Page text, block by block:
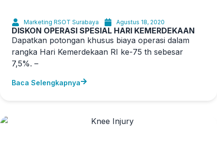
Marketing RSOT Surabaya Agustus 18, 2020
DISKON OPERASI SPESIAL HARI KEMERDEKAAN
Dapatkan potongan khusus biaya operasi dalam
rangka Hari Kemerdekaan RI ke-75 th sebesar
7,5%. –
Baca Selengkapnya